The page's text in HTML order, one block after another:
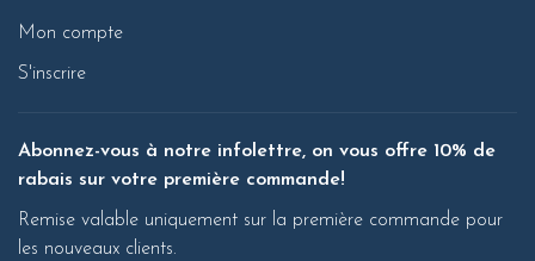
Mon compte
S'inscrire
Abonnez-vous à notre infolettre, on vous offre 10% de
rabais sur votre première commande!
Remise valable uniquement sur la première commande pour
les nouveaux clients.